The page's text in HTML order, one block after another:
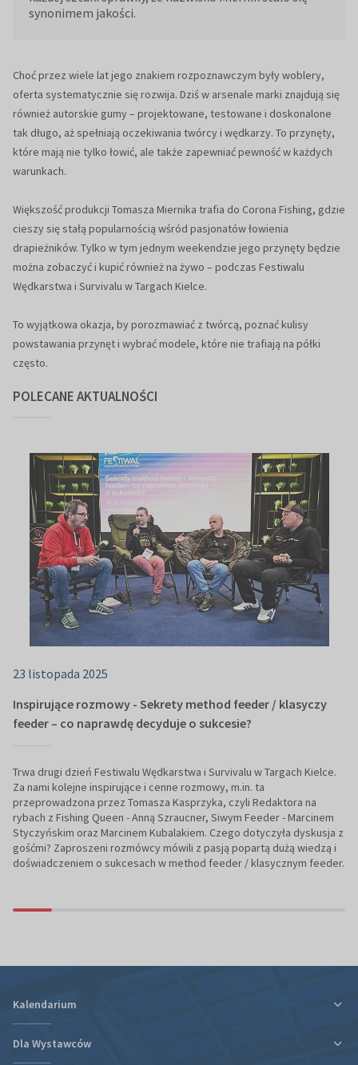
synonimem jakości.
Choć przez wiele lat jego znakiem rozpoznawczym były woblery,
oferta systematycznie się rozwija. Dziś w arsenale marki znajdują się
również autorskie gumy – projektowane, testowane i doskonalone
tak długo, aż spełniają oczekiwania twórcy i wędkarzy. To przynęty,
które mają nie tylko łowić, ale także zapewniać pewność w każdych
warunkach.
Większość produkcji Tomasza Miernika trafia do Corona Fishing, gdzie
cieszy się stałą popularnością wśród pasjonatów łowienia
drapieżników. Tylko w tym jednym weekendzie jego przynęty będzie
można zobaczyć i kupić również na żywo – podczas Festiwalu
Wędkarstwa i Survivalu w Targach Kielce.
To wyjątkowa okazja, by porozmawiać z twórcą, poznać kulisy
powstawania przynęt i wybrać modele, które nie trafiają na półki
często.
POLECANE AKTUALNOŚCI
23 listopada 2025
Inspirujące rozmowy - Sekrety method feeder / klasyczy
feeder – co naprawdę decyduje o sukcesie?
Trwa drugi dzień Festiwalu Wędkarstwa i Survivalu w Targach Kielce.
Za nami kolejne inspirujące i cenne rozmowy, m.in. ta
przeprowadzona przez Tomasza Kasprzyka, czyli Redaktora na
rybach z Fishing Queen - Anną Szraucner, Siwym Feeder - Marcinem
Styczyńskim oraz Marcinem Kubalakiem. Czego dotyczyła dyskusja z
gośćmi? Zaproszeni rozmówcy mówili z pasją popartą dużą wiedzą i
doświadczeniem o sukcesach w method feeder / klasycznym feeder.
Kalendarium
Dla Wystawców